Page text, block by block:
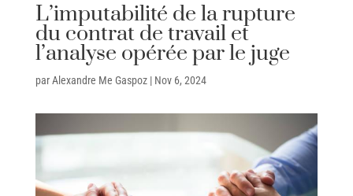
L’imputabilité de la rupture
du contrat de travail et
l’analyse opérée par le juge
parAlexandre Me Gaspoz| Nov 6, 2024